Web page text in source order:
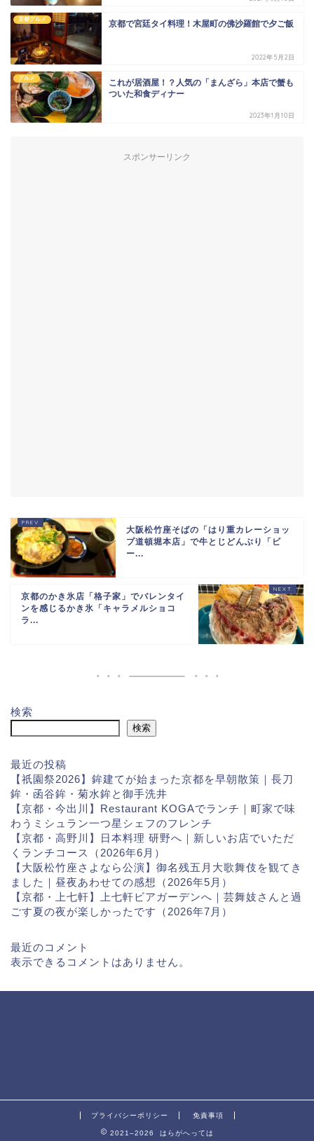
京都グルメ 京都で宮廷タイ料理！木屋町の佛沙羅館で夕ご飯
2022年5月2日
グルメ
これが居酒屋！？人気の「まんざら」本店で蟹も
ついた和食ディナー
2023年1月10日
スポンサーリンク
大阪松竹座そばの「はり重カレーショッ
プ道頓堀本店」で牛とじどんぶり「ビ
ー...
京都のかき氷店「格子家」でバレンタイ
ンを感じるかき氷「キャラメルショコ
ラ...
検索
検索
最近の投稿
【祇園祭2026】鉾建てが始まった京都を早朝散策｜長刀
鉾・函谷鉾・菊水鉾と御手洗井
【京都・今出川】Restaurant KOGAでランチ｜町家で味
わうミシュラン一つ星シェフのフレンチ
【京都・高野川】日本料理 研野へ｜新しいお店でいただ
くランチコース（2026年6月）
【大阪松竹座さよなら公演】御名残五月大歌舞伎を観てき
ました｜昼夜あわせての感想（2026年5月）
【京都・上七軒】上七軒ビアガーデンへ｜芸舞妓さんと過
ごす夏の夜が楽しかったです（2026年7月）
最近のコメント
表示できるコメントはありません。
プライバシーポリシー 免責事項
2021–2026 はらがへっては